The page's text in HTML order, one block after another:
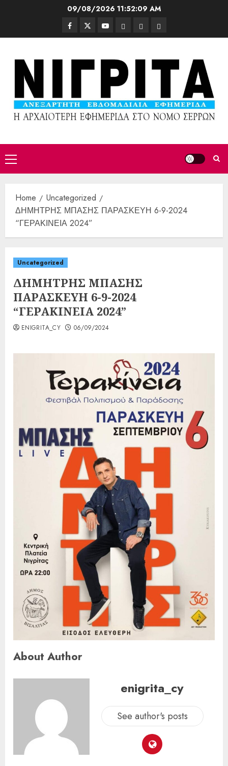
09/08/202611:52:11 AM
Home
Uncategorized
ΔΗΜΗΤΡΗΣ ΜΠΑΣΗΣ ΠΑΡΑΣΚΕΥΗ 6-9-2024
“ΓΕΡΑΚΙΝΕΙΑ 2024”
Uncategorized
ΔΗΜΗΤΡΗΣ ΜΠΑΣΗΣ
ΠΑΡΑΣΚΕΥΗ 6-9-2024
“ΓΕΡΑΚΙΝΕΙΑ 2024”
ENIGRITA_CY 06/09/2024
About Author
enigrita_cy
See author's posts